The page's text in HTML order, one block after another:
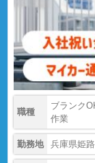
職種
ブランク
作業
勤務地 兵庫県姫